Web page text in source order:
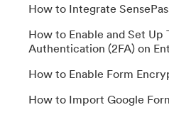
How to Integrate
How to Enable and Set Up
Authentication (2FA) on
How to Enable Form
How to Import Google